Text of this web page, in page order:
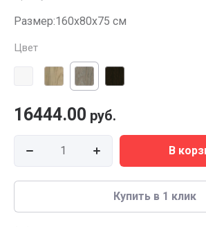
Размер:160x80х75 см
Цвет
16444.00 руб.
В
Купить в 1 клик